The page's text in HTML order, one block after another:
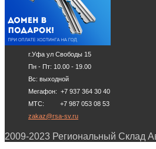
г.Уфа ул Свободы 15
Пн - Пт: 10.00 - 19.00
Вс: выходной
Мегафон: +7 937 364 30 40
МТС: +7 987 053 08 53
zakaz@rsa-sv.ru
2009-2023 Региональный Склад